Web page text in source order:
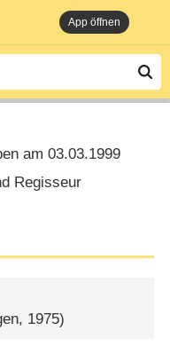
App öffnen
am 03.03.1999
Regisseur
1975)